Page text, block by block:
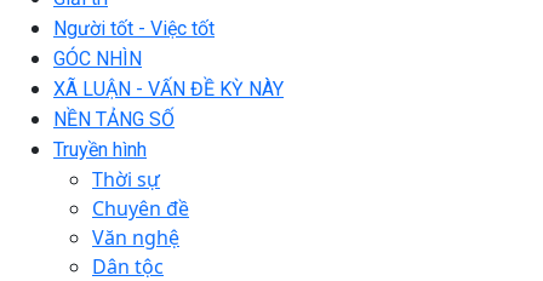
Người tốt - Việc tốt
GÓC NHÌN
XÃ LUẬN - VẤN ĐỀ KỲ NÀY
NỀN TẢNG SỐ
Truyền hình
Thời sự
Chuyên đề
Văn nghệ
Dân tộc